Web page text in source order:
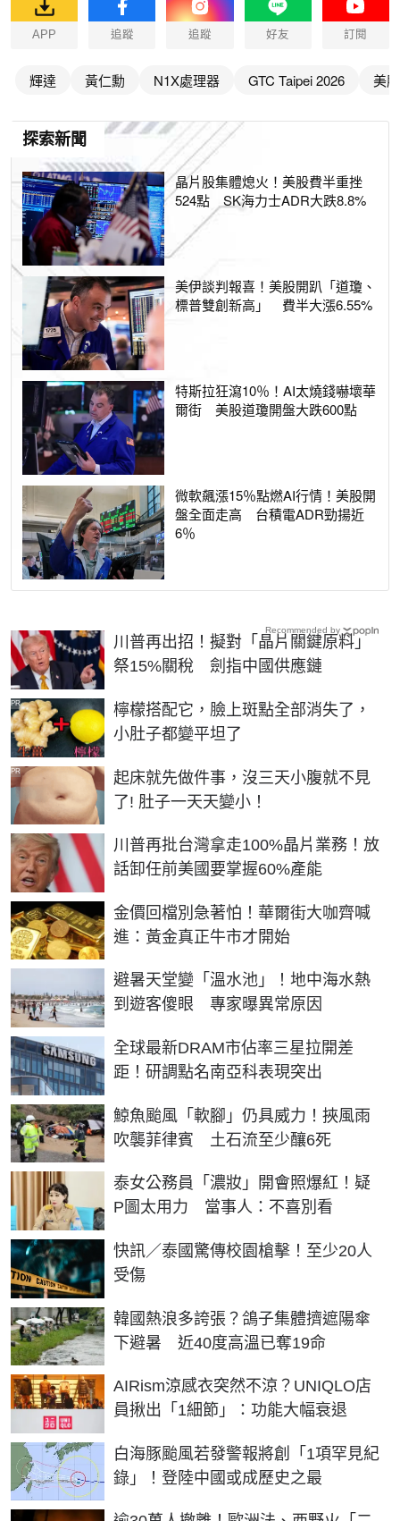
APP 追蹤 追蹤 好友 訂閱
輝達 黃仁勳 N1X處理器 GTC Taipei 2026 美股
探索新聞
晶片股集體熄火！美股費半重挫
524點 SK海力士ADR大跌8.8%
美伊談判報喜！美股開趴「道瓊、
標普雙創新高」 費半大漲6.55%
特斯拉狂瀉10％！AI太燒錢嚇壞華
爾街 美股道瓊開盤大跌600點
微軟飆漲15％點燃AI行情！美股開
盤全面走高 台積電ADR勁揚近
6％
川普再出招！擬對「晶片關鍵原料」
祭15%關稅 劍指中國供應鏈
檸檬搭配它，臉上斑點全部消失了，
小肚子都變平坦了
PR
起床就先做件事，沒三天小腹就不見
了! 肚子一天天變小！
PR
川普再批台灣拿走100%晶片業務！放
話卸任前美國要掌握60%產能
金價回檔別急著怕！華爾街大咖齊喊
進：黃金真正牛市才開始
避暑天堂變「溫水池」！地中海水熱
到遊客傻眼 專家曝異常原因
全球最新DRAM市佔率三星拉開差
距！研調點名南亞科表現突出
鯨魚颱風「軟腳」仍具威力！挾風雨
吹襲菲律賓 土石流至少釀6死
泰女公務員「濃妝」開會照爆紅！疑
P圖太用力 當事人：不喜別看
快訊／泰國驚傳校園槍擊！至少20人
受傷
韓國熱浪多誇張？鴿子集體擠遮陽傘
下避暑 近40度高溫已奪19命
AIRism涼感衣突然不涼？UNIQLO店
員揪出「1細節」：功能大幅衰退
白海豚颱風若發警報將創「1項罕見紀
錄」！登陸中國或成歷史之最
Recommended by